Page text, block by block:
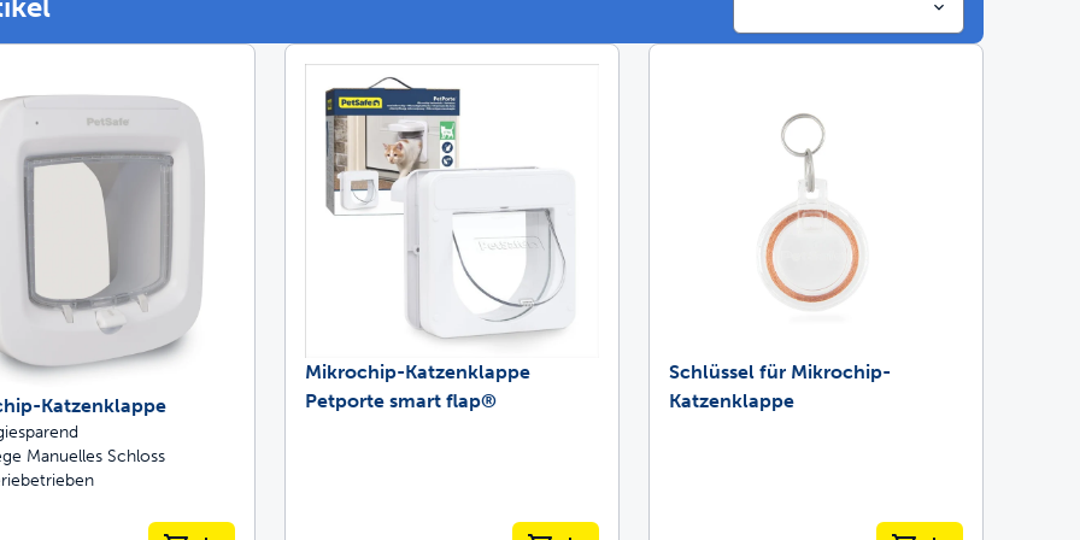
einkaufen
ScoopFree für bis zu 4-mal bessere Geruchskontrolle
Sie stressfreie Spaziergänge zusammen
Tierklappen, die gebaut sind, um zu halten
Katzenklappe
Manuelles Schloss
Mikrochip-Katzenklappe
Petporte smart flap®
Schlüssel für Mikrochip-
Katzenklappe